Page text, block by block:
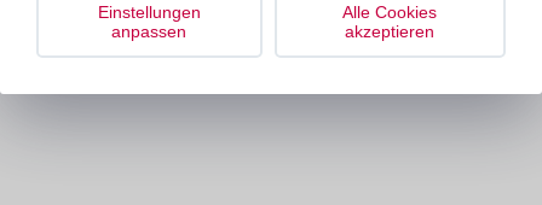
64546 Mörfelden-Walldorf Schwarzwaldstr.
pro Pers. / Nacht auf Anfrage
Einstellungen
anpassen
Alle Cookies
akzeptieren